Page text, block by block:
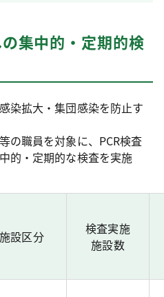
集中的・定期的検
染拡大・集団感染を防止す
の職員を対象に、PCR検査
的・定期的な検査を実施
施設区分
検査実施
施設数